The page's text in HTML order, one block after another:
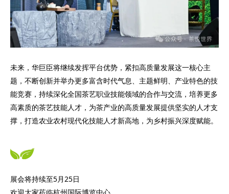
未来，华巨臣将继续发挥平台优势，紧扣高质量发展这一核心主
题，不断创新并举办更多富含时代气息、主题鲜明、产业特色的技
能竞赛，持续深化全国茶艺职业技能领域的合作与交流，培养更多
高素质的茶艺技能人才，为茶产业的高质量发展提供坚实的人才支
撑，打造农业农村现代化技能人才新高地，为乡村振兴深度赋能。
展会将持续至5月25日
欢迎大家莅临杭州国际博览中心